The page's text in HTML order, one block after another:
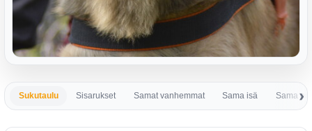
Sukutaulu Sisarukset Samat vanhemmat Sama isä Sama